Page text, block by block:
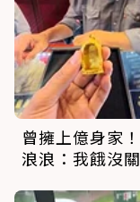
曾擁上億身家
浪浪：我餓沒